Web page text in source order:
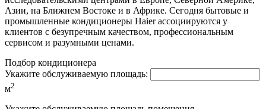
Азии, на Ближнем Востоке и в Африке. Сегодня бытовые и
промышленные кондиционеры Haier ассоциируются у
клиентов с безупречным качеством, профессиональным
сервисом и разумными ценами.
Подбор кондиционера
Укажите обслуживаемую площадь:
м2